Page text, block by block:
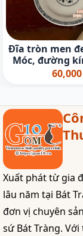
Đĩa tròn men
Móc, đường
60,000
Xuất phát từ gia
lâu năm tại Bát
đơn vị chuyên
sứ Bát Tràng.